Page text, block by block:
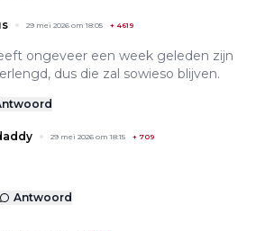
29 mei 2026 om 18:05 + 4619
ongeveer een week geleden zijn
dus die zal sowieso blijven.
29 mei 2026 om 18:15 + 709
Antwoord